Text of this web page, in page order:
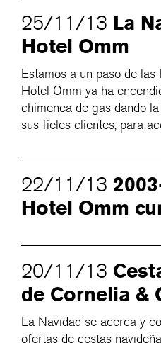
25/11/13 La
Hotel Omm
Estamos a un paso de las
Hotel Omm ya ha
chimenea de gas dando
sus fieles clientes, para
22/11/13
Hotel Omm
20/11/13
de Cornelia &
La Navidad se acerca y
ofertas de cestas